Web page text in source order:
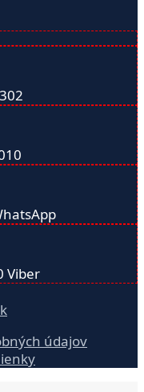
Viber
údajov